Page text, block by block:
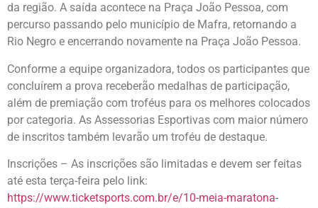
da região. A saída acontece na Praça João Pessoa, com
percurso passando pelo município de Mafra, retornando a
Rio Negro e encerrando novamente na Praça João Pessoa.
Conforme a equipe organizadora, todos os participantes que
concluírem a prova receberão medalhas de participação,
além de premiação com troféus para os melhores colocados
por categoria. As Assessorias Esportivas com maior número
de inscritos também levarão um troféu de destaque.
Inscrições – As inscrições são limitadas e devem ser feitas
até esta terça-feira pelo link:
https://www.ticketsports.com.br/e/10-meia-maratona-